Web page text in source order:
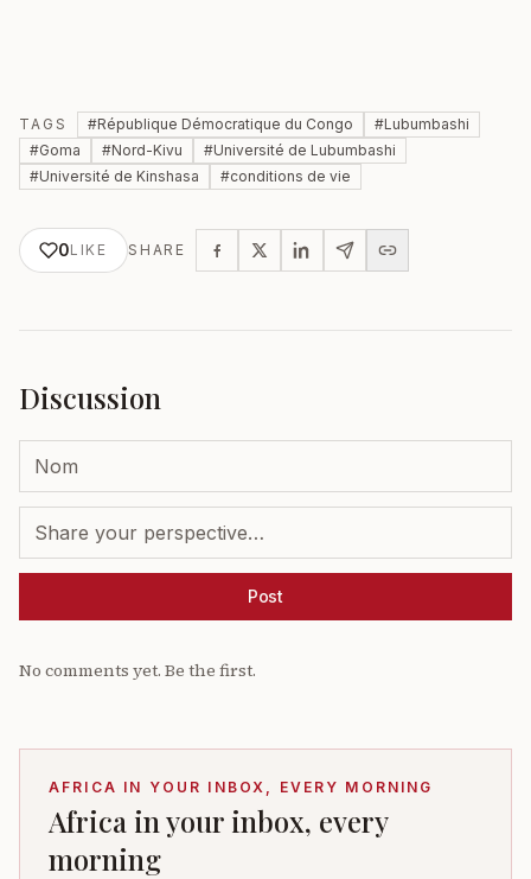
TAGS #République Démocratique du Congo #Lubumbashi
#Goma #Nord-Kivu #Université de Lubumbashi
#Université de Kinshasa #conditions de vie
0LIKE SHARE
Discussion
Post
No comments yet. Be the first.
AFRICA IN YOUR INBOX, EVERY MORNING
Africa in your inbox, every
morning